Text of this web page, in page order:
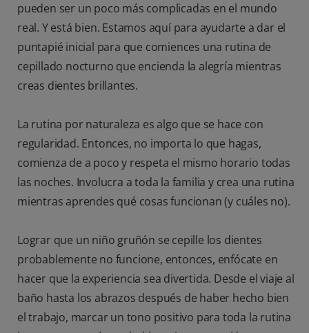
pueden ser un poco más complicadas en el mundo
real. Y está bien. Estamos aquí para ayudarte a dar el
puntapié inicial para que comiences una rutina de
cepillado nocturno que encienda la alegría mientras
creas dientes brillantes.
La rutina por naturaleza es algo que se hace con
regularidad. Entonces, no importa lo que hagas,
comienza de a poco y respeta el mismo horario todas
las noches. Involucra a toda la familia y crea una rutina
mientras aprendes qué cosas funcionan (y cuáles no).
Lograr que un niño gruñón se cepille los dientes
probablemente no funcione, entonces, enfócate en
hacer que la experiencia sea divertida. Desde el viaje al
baño hasta los abrazos después de haber hecho bien
el trabajo, marcar un tono positivo para toda la rutina